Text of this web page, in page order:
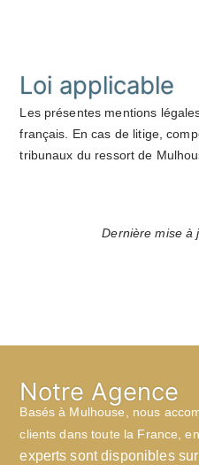
Loi applicable
Les présentes mentions
français. En cas de litige,
tribunaux du ressort de
Dernière mise à
Notre Agence
Basés à Mulhouse, nous
clients dans toute la France,
experts sont disponibles